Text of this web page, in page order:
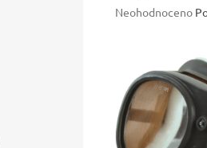
Průměrné
hvězdiček.
Neohodnoceno